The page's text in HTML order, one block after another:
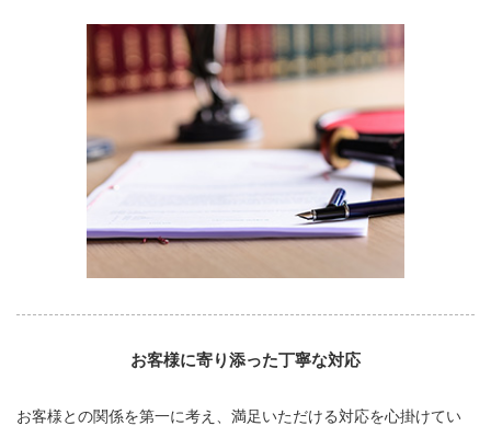
お客様に寄り添った丁寧な対応
お客様との関係を第一に考え、満足いただける対応を心掛けてい